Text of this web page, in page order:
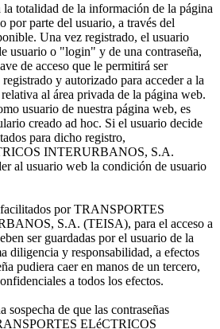
la totalidad de la información de la página
por parte del usuario, a través del
Una vez registrado, el usuario
usuario o "login" y de una contraseña,
de acceso que le permitirá ser
y autorizado para acceder a la
al área privada de la página web.
usuario de nuestra página web, es
creado ad hoc. Si el usuario decide
para dicho registro,
INTERURBANOS, S.A.
al usuario web la condición de usuario
facilitados por TRANSPORTES
S.A. (TEISA), para el acceso a
ser guardadas por el usuario de la
diligencia y responsabilidad, a efectos
pudiera caer en manos de un tercero,
a todos los efectos.
sospecha de que las contraseñas
ELéCTRICOS